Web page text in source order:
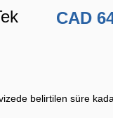
CAD
belirtilen süre